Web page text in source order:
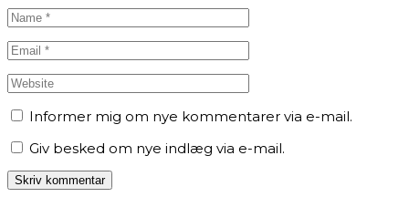
Informer mig om nye kommentarer via e-mail.
Giv besked om nye indlæg via e-mail.